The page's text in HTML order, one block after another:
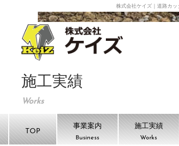
株式会社ケイズ｜道路カ
株式会社ケイ
施工実績
Works
TOP
事業案内
Business
施工実績
Works